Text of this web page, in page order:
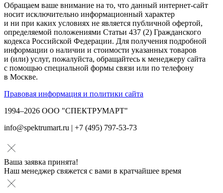
Обращаем ваше внимание на то, что данный интернет-сайт
носит исключительно информационный характер
и ни при каких условиях не является публичной офертой,
определяемой положениями Статьи 437 (2) Гражданского
кодекса Российской Федерации. Для получения подробной
информации о наличии и стоимости указанных товаров
и (или) услуг, пожалуйста, обращайтесь к менеджеру сайта
с помощью специальной формы связи или по телефону
в Москве.
Правовая информация и политики сайта
1994–2026 ООО "СПЕКТРУМАРТ"
info@spektrumart.ru | +7 (495) 797-53-73
Ваша заявка принята!
Наш менеджер свяжется с вами в кратчайшее время